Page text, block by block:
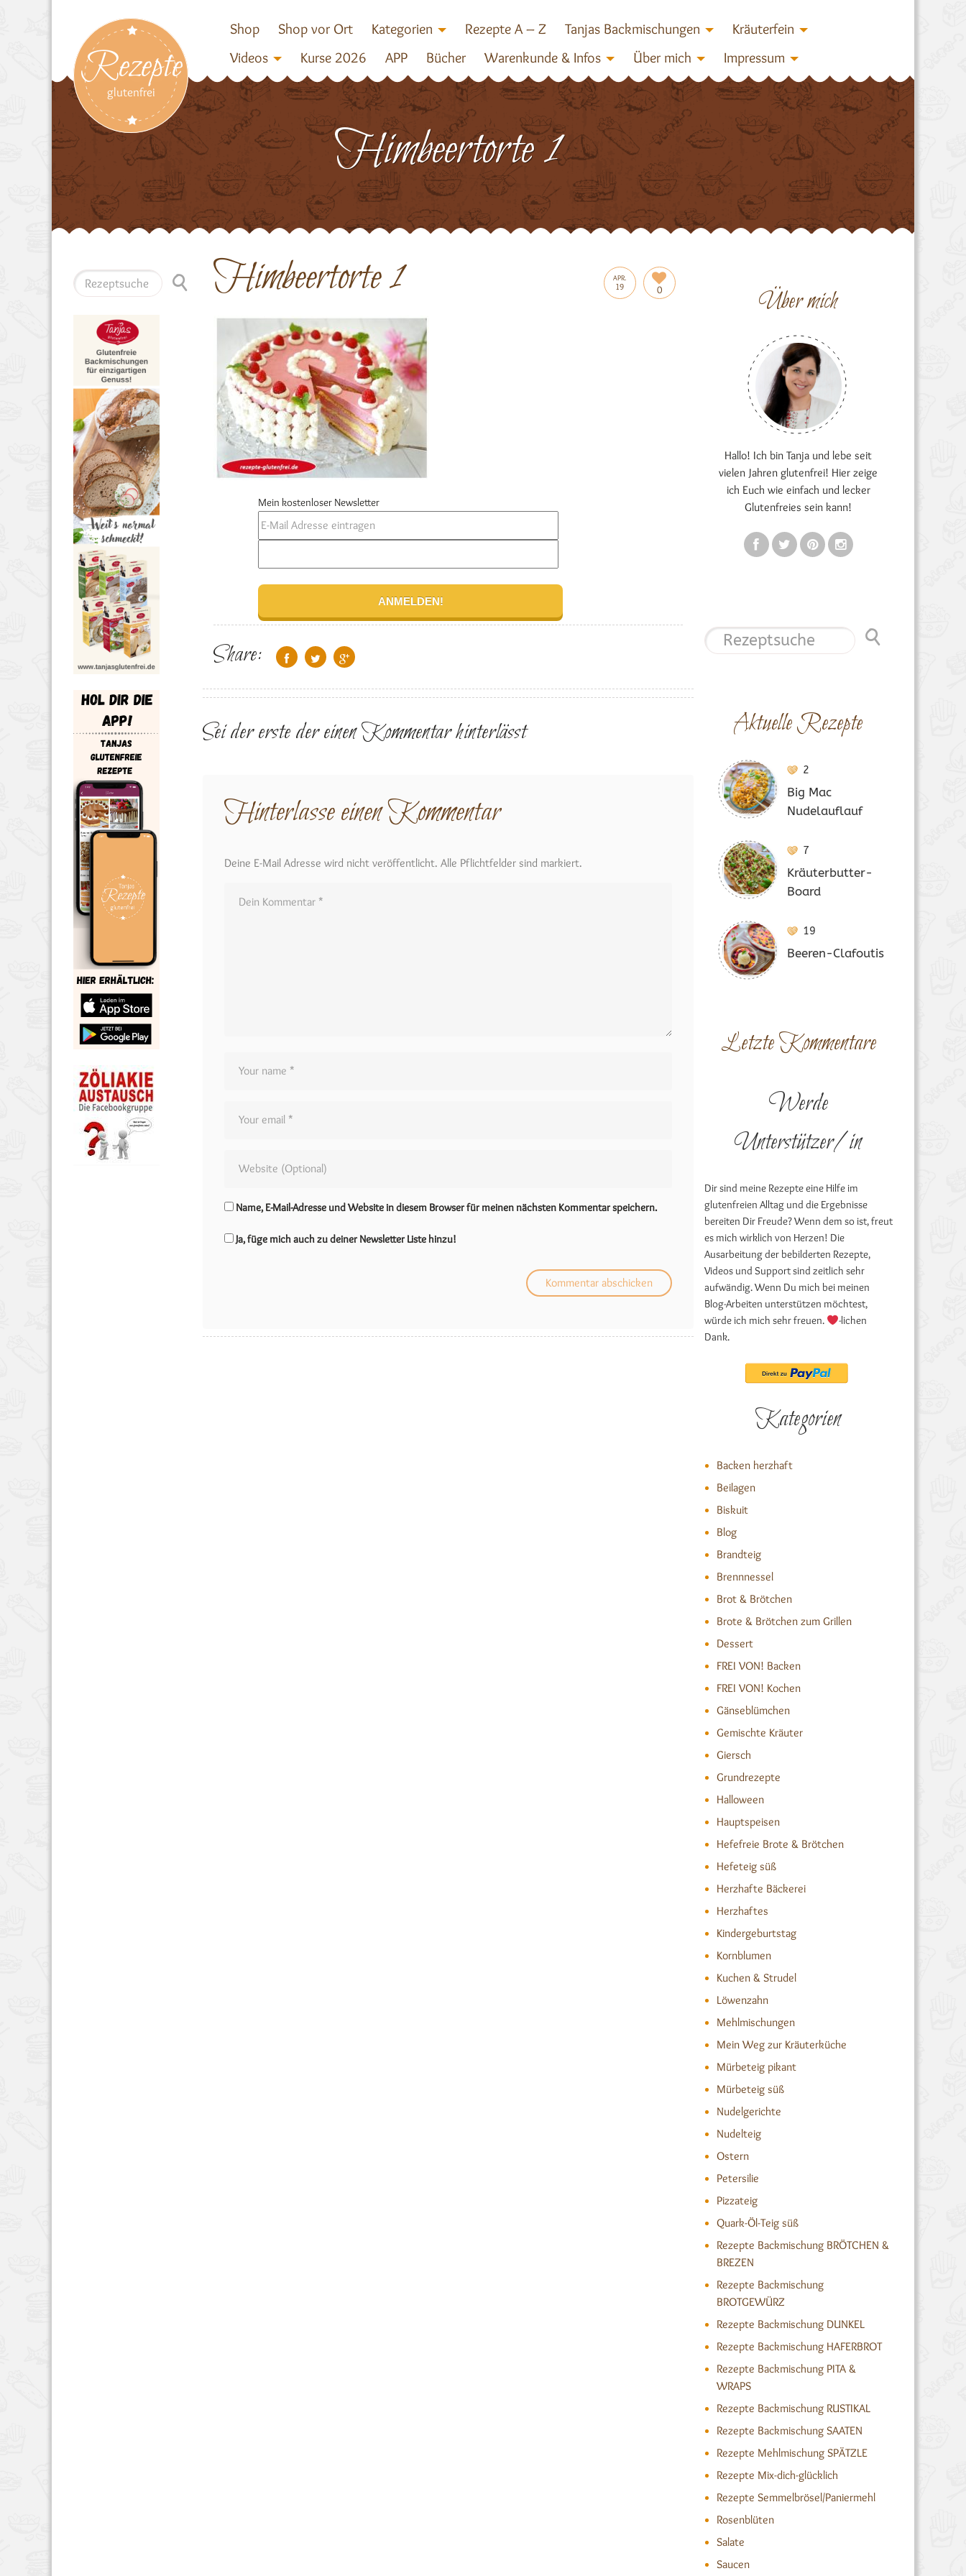
Rezepte
glutenfrei
Shop Shop vor Ort Kategorien Rezepte A – Z Tanjas Backmischungen
Kräuterfein
Videos
Kurse 2026 APP Bücher Warenkunde & Infos Über mich Impressum
Himbeertorte 1
APR.
19 0
Himbeertorte 1
Mein kostenloser Newsletter
Share:
Sei der erste der einen Kommentar hinterlässt
Hinterlasse einen Kommentar
Deine E-Mail Adresse wird nicht veröffentlicht. Alle Pflichtfelder sind markiert.
Name, E-Mail-Adresse und Website in diesem Browser für meinen nächsten Kommentar speichern.
Ja, füge mich auch zu deiner Newsletter Liste hinzu!
Über mich
Hallo! Ich bin Tanja und lebe seit
vielen Jahren glutenfrei! Hier zeige
ich Euch wie einfach und lecker
Glutenfreies sein kann!
Aktuelle Rezepte
2
Big Mac
Nudelauflauf
7
Kräuterbutter-
Board
19
Beeren-Clafoutis
Letzte Kommentare
Werde
Unterstützer/in
Dir sind meine Rezepte eine Hilfe im
glutenfreien Alltag und die Ergebnisse
bereiten Dir Freude? Wenn dem so ist, freut
es mich wirklich von Herzen! Die
Ausarbeitung der bebilderten Rezepte,
Videos und Support sind zeitlich sehr
aufwändig. Wenn Du mich bei meinen
Blog-Arbeiten unterstützen möchtest,
würde ich mich sehr freuen.
-lichen
Dank.
Kategorien
Backen herzhaft
Beilagen
Biskuit
Blog
Brandteig
Brennnessel
Brot & Brötchen
Brote & Brötchen zum Grillen
Dessert
FREI VON! Backen
FREI VON! Kochen
Gänseblümchen
Gemischte Kräuter
Giersch
Grundrezepte
Halloween
Hauptspeisen
Hefefreie Brote & Brötchen
Hefeteig süß
Herzhafte Bäckerei
Herzhaftes
Kindergeburtstag
Kornblumen
Kuchen & Strudel
Löwenzahn
Mehlmischungen
Mein Weg zur Kräuterküche
Mürbeteig pikant
Mürbeteig süß
Nudelgerichte
Nudelteig
Ostern
Petersilie
Pizzateig
Quark-Öl-Teig süß
Rezepte Backmischung BRÖTCHEN &
BREZEN
Rezepte Backmischung
BROTGEWÜRZ
Rezepte Backmischung DUNKEL
Rezepte Backmischung HAFERBROT
Rezepte Backmischung PITA &
WRAPS
Rezepte Backmischung RUSTIKAL
Rezepte Backmischung SAATEN
Rezepte Mehlmischung SPÄTZLE
Rezepte Mix-dich-glücklich
Rezepte Semmelbrösel/Paniermehl
Rosenblüten
Salate
Saucen